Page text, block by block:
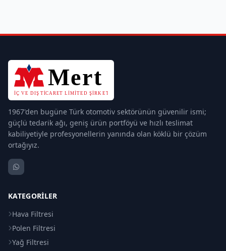
1967'den bugüne Türk otomotiv sektörünün güvenilir ismi;
güçlü tedarik ağı, geniş ürün portföyü ve hızlı teslimat
kabiliyetiyle profesyonellerin yanında olan köklü bir çözüm
ortağıyız.
KATEGORILER
Hava Filtresi
Polen Filtresi
Yağ Filtresi